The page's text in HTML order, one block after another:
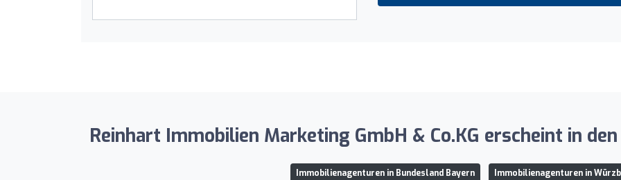
Reinhart Immobilien Marketing GmbH & Co.KG erscheint in
Immobilienagenturen in Bundesland Bayern Immobilienagenturen in